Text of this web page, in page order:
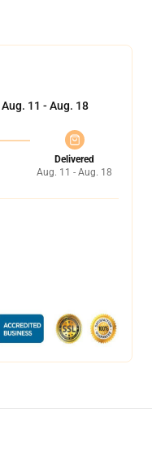
Aug. 11 - Aug. 18
Delivered
Aug. 11 - Aug. 18